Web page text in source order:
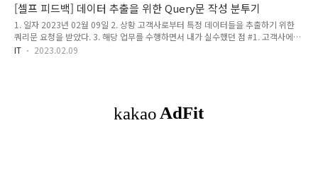
[셀프 피드백] 데이터 추출을 위한 Query문 작성 분투기
1. 일자 2023년 02월 09일 2. 상황 고객사로부터 특정 데이터들을 추출하기 위한
쿼리문 요청을 받았다. 3. 해당 업무를 수행하면서 내가 실수했던 점 #1. 고객사에서
보낸 메일 내용을 잘못 이해했다. 메일 내용을 정확히 이해하지 못하여 잘못된 데이
필요한 컬럼과 테이블/뷰 정보를 알고 싶다면 로그 내에 찍힌 쿼리문을 돌려보면서
IT 2023.02.09